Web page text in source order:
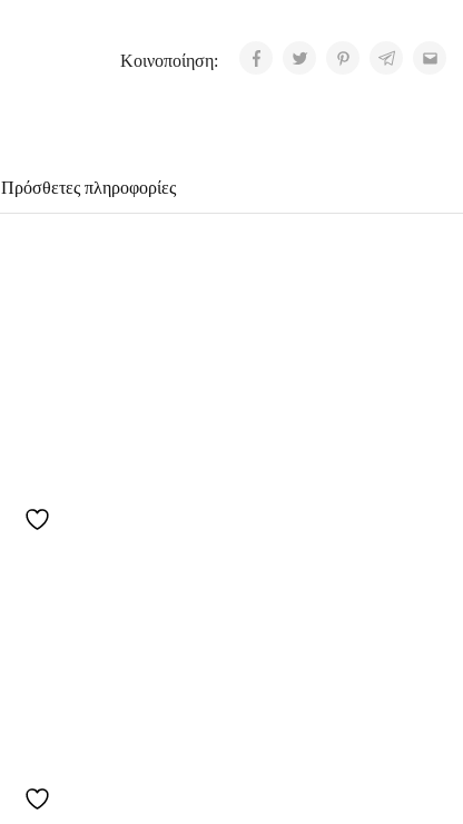
Κοινοποίηση:
Πρόσθετες πληροφορίες